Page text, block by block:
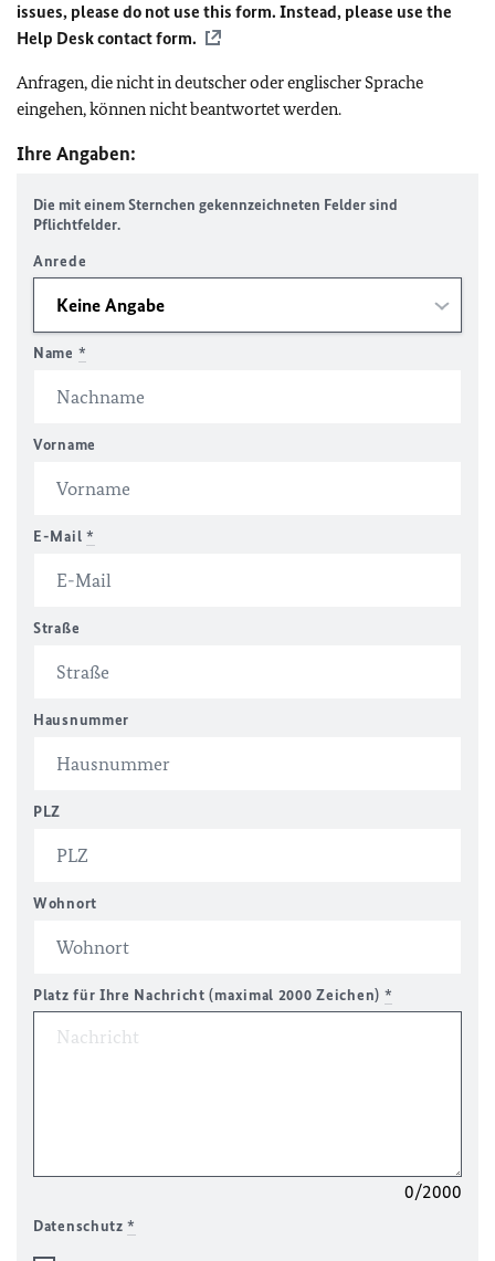
issues, please do not use this form. Instead, please use the
Help Desk contact form.
Anfragen, die nicht in deutscher oder englischer Sprache
eingehen, können nicht beantwortet werden.
Ihre Angaben:
Die mit einem Sternchen gekennzeichneten Felder sind
Pflichtfelder.
Anrede
Name *
Vorname
E-Mail *
Straße
Hausnummer
PLZ
Wohnort
Platz für Ihre Nachricht (maximal 2000 Zeichen) *
0/2000
Datenschutz*